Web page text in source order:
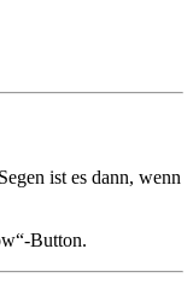
ist es dann, wenn
Button.